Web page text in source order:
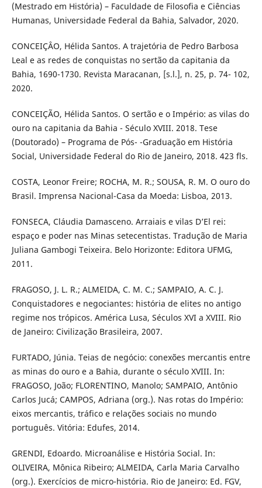
(Mestrado em História) – Faculdade de Filosofia e Ciências
Humanas, Universidade Federal da Bahia, Salvador, 2020.
CONCEIÇÂO, Hélida Santos. A trajetória de Pedro Barbosa
Leal e as redes de conquistas no sertão da capitania da
Bahia, 1690-1730. Revista Maracanan, [s.l.], n. 25, p. 74- 102,
2020.
CONCEIÇÃO, Hélida Santos. O sertão e o Império: as vilas do
ouro na capitania da Bahia - Século XVIII. 2018. Tese
(Doutorado) – Programa de Pós- -Graduação em História
Social, Universidade Federal do Rio de Janeiro, 2018. 423 fls.
COSTA, Leonor Freire; ROCHA, M. R.; SOUSA, R. M. O ouro do
Brasil. Imprensa Nacional-Casa da Moeda: Lisboa, 2013.
FONSECA, Cláudia Damasceno. Arraiais e vilas D’El rei:
espaço e poder nas Minas setecentistas. Tradução de Maria
Juliana Gambogi Teixeira. Belo Horizonte: Editora UFMG,
2011.
FRAGOSO, J. L. R.; ALMEIDA, C. M. C.; SAMPAIO, A. C. J.
Conquistadores e negociantes: história de elites no antigo
regime nos trópicos. América Lusa, Séculos XVI a XVIII. Rio
de Janeiro: Civilização Brasileira, 2007.
FURTADO, Júnia. Teias de negócio: conexões mercantis entre
as minas do ouro e a Bahia, durante o século XVIII. In:
FRAGOSO, João; FLORENTINO, Manolo; SAMPAIO, Antônio
Carlos Jucá; CAMPOS, Adriana (org.). Nas rotas do Império:
eixos mercantis, tráfico e relações sociais no mundo
português. Vitória: Edufes, 2014.
GRENDI, Edoardo. Microanálise e História Social. In:
OLIVEIRA, Mônica Ribeiro; ALMEIDA, Carla Maria Carvalho
(org.). Exercícios de micro-história. Rio de Janeiro: Ed. FGV,